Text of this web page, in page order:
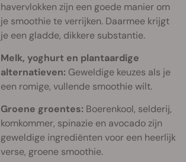
havervlokken zijn een goede manier om
je smoothie te verrijken. Daarmee krijgt
je een gladde, dikkere substantie.
Melk, yoghurt en plantaardige
alternatieven: Geweldige keuzes als je
een romige, vullende smoothie wilt.
Groene groentes: Boerenkool, selderij,
komkommer, spinazie en avocado zijn
geweldige ingrediënten voor een heerlijk
verse, groene smoothie.